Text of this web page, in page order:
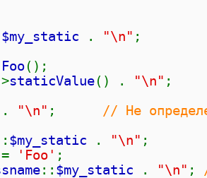
$my_static . "\n" ;
Foo();
staticValue() . "\n" ;
. "\n" ; // Не
$my_static . "\n" ;
= 'Foo' ;
:: $my_static . "\n" ;